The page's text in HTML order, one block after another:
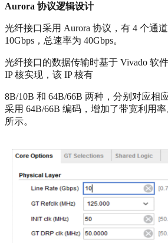
Aurora 协议逻辑设计
光纤接口采用 Aurora 协议，有 4 个通
10Gbps，总速率为 40Gbps。
光纤接口的数据传输时基于 Vivado 软
IP 核实现，该 IP 核有
8B/10B 和 64B/66B 两种，分别对应相
采用 64B/66B 编码，增加了带宽利用
所示。